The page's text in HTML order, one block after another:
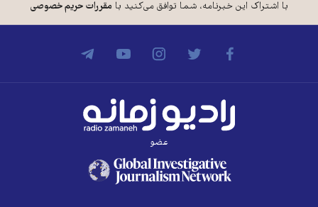
با اشتراک این خبرنامه، شما توافق می‌کنید بامقررات حریم خصوصی
عضو